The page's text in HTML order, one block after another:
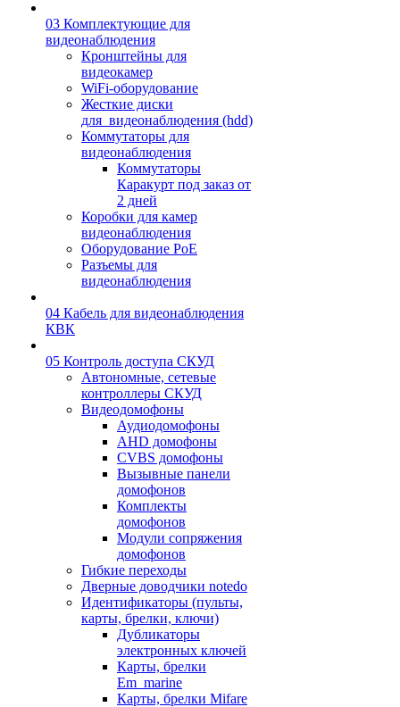
03 Комплектующие для
видеонаблюдения
Кронштейны для
видеокамер
WiFi-оборудование
Жесткие диски
для_видеонаблюдения (hdd)
Коммутаторы для
видеонаблюдения
Коммутаторы
Каракурт под заказ от
2 дней
Коробки для камер
видеонаблюдения
Оборудование PoE
Разъемы для
видеонаблюдения
04 Кабель для видеонаблюдения
КВК
05 Контроль доступа СКУД
Автономные, сетевые
контроллеры СКУД
Видеодомофоны
Аудиодомофоны
AHD домофоны
CVBS домофоны
Вызывные панели
домофонов
Комплекты
домофонов
Модули сопряжения
домофонов
Гибкие переходы
Дверные доводчики notedo
Идентификаторы (пульты,
карты, брелки, ключи)
Дубликаторы
электронных ключей
Карты, брелки
Em_marine
Карты, брелки Mifare